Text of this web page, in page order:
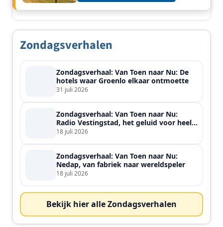
Zondagsverhalen
Zondagsverhaal: Van Toen naar Nu: De
hotels waar Groenlo elkaar ontmoette
31 juli 2026
Zondagsverhaal: Van Toen naar Nu:
Radio Vestingstad, het geluid voor heel
de streek
18 juli 2026
Zondagsverhaal: Van Toen naar Nu:
Nedap, van fabriek naar wereldspeler
18 juli 2026
Bekijk hier alle Zondagsverhalen